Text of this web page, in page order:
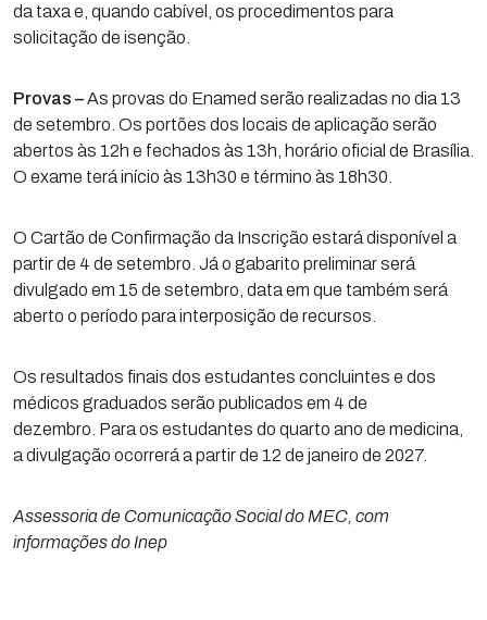
da taxa e, quando cabível, os procedimentos para
solicitação de isenção.
Provas –As provas do Enamed serão realizadas no dia 13
de setembro. Os portões dos locais de aplicação serão
abertos às 12h e fechados às 13h, horário oficial de Brasília.
O exame terá início às 13h30 e término às 18h30.
O Cartão de Confirmação da Inscrição estará disponível a
partir de 4 de setembro. Já o gabarito preliminar será
divulgado em 15 de setembro, data em que também será
aberto o período para interposição de recursos.
Os resultados finais dos estudantes concluintes e dos
médicos graduados serão publicados em 4 de
dezembro. Para os estudantes do quarto ano de medicina,
a divulgação ocorrerá a partir de 12 de janeiro de 2027.
Assessoria de Comunicação Social do MEC, com
informações do Inep